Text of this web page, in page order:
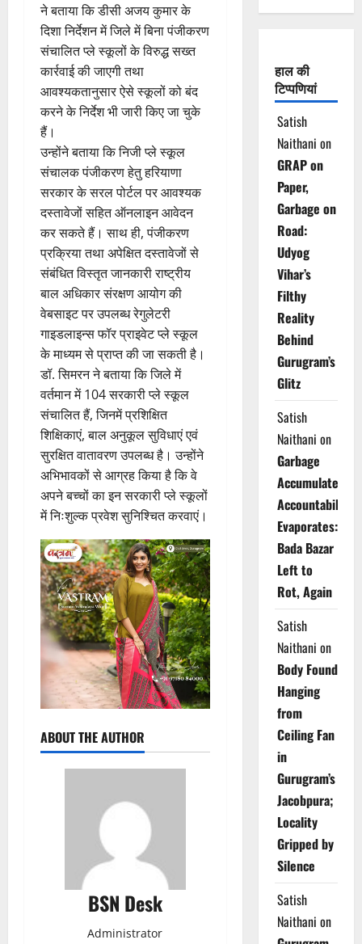
ने बताया कि डीसी अजय कुमार के
दिशा निर्देशन में जिले में बिना पंजीकरण
संचालित प्ले स्कूलों के विरुद्ध सख्त
कार्रवाई की जाएगी तथा
आवश्यकतानुसार ऐसे स्कूलों को बंद
करने के निर्देश भी जारी किए जा चुके
हैं।
उन्होंने बताया कि निजी प्ले स्कूल
संचालक पंजीकरण हेतु हरियाणा
सरकार के सरल पोर्टल पर आवश्यक
दस्तावेजों सहित ऑनलाइन आवेदन
कर सकते हैं। साथ ही, पंजीकरण
प्रक्रिया तथा अपेक्षित दस्तावेजों से
संबंधित विस्तृत जानकारी राष्ट्रीय
बाल अधिकार संरक्षण आयोग की
वेबसाइट पर उपलब्ध रेगुलेटरी
गाइडलाइन्स फॉर प्राइवेट प्ले स्कूल
के माध्यम से प्राप्त की जा सकती है।
डॉ. सिमरन ने बताया कि जिले में
वर्तमान में 104 सरकारी प्ले स्कूल
संचालित हैं, जिनमें प्रशिक्षित
शिक्षिकाएं, बाल अनुकूल सुविधाएं एवं
सुरक्षित वातावरण उपलब्ध है। उन्होंने
अभिभावकों से आग्रह किया है कि वे
अपने बच्चों का इन सरकारी प्ले स्कूलों
में निःशुल्क प्रवेश सुनिश्चित करवाएं।
ABOUT THE AUTHOR
BSN Desk
Administrator
हाल की
टिप्पणियां
Satish
Naithani on
GRAP on
Paper,
Garbage on
Road:
Udyog
Vihar’s
Filthy
Reality
Behind
Gurugram’s
Glitz
Satish
Naithani on
Garbage
Accumulates,
Accountability
Evaporates:
Bada Bazar
Left to
Rot, Again
Satish
Naithani on
Body Found
Hanging
from
Ceiling Fan
in
Gurugram’s
Jacobpura;
Locality
Gripped by
Silence
Satish
Naithani on